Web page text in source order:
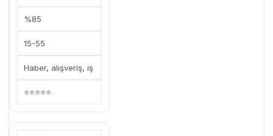
%85
15-55
Haber, alışveriş, iş
⭐⭐⭐⭐⭐